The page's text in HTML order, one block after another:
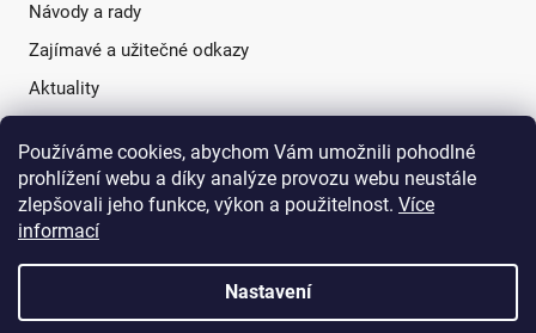
Používáme cookies, abychom Vám umožnili pohodlné
prohlížení webu a díky analýze provozu webu neustále
zlepšovali jeho funkce, výkon a použitelnost. Více
informací
Nastavení
Návody a rady
Zajímavé a užitečné odkazy
Aktuality
Sociální sítě